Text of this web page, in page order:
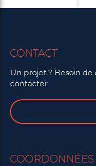
CONTACT
Un projet ? Besoin de
contacter
COORDONNÉES